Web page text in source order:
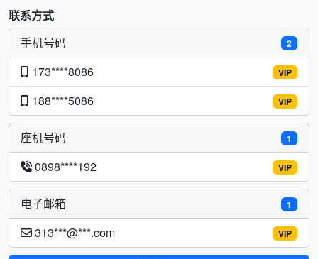
联系方式
2
手机号码
VIP
173****8086
VIP
188****5086
1
座机号码
VIP
0898****192
1
电子邮箱
VIP
313***@***.com